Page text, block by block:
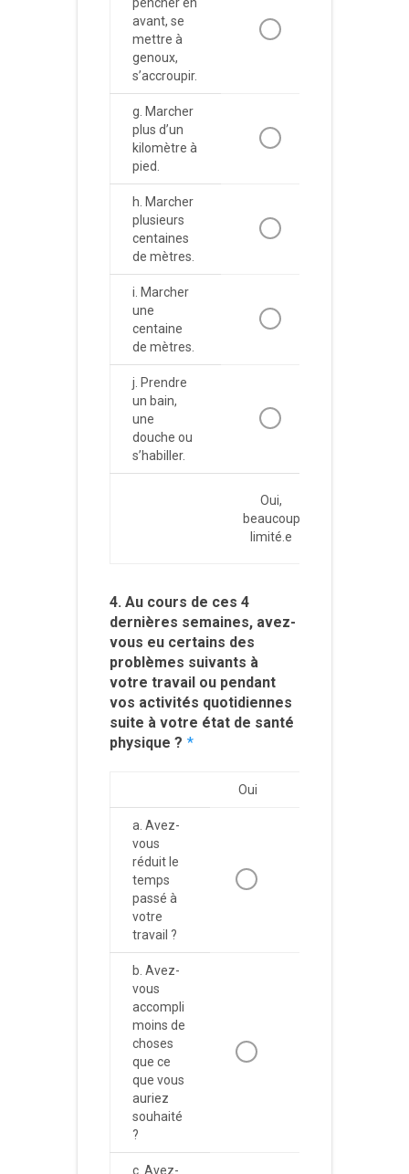
Oui,
beaucoup
limité.e
pencher en
avant, se
mettre à
genoux,
s’accroupir.
g. Marcher
plus d’un
kilomètre à
pied.
h. Marcher
plusieurs
centaines
de mètres.
i. Marcher
une
centaine
de mètres.
j. Prendre
un bain,
une
douche ou
s’habiller.
4. Au cours de ces 4
dernières semaines, avez-
vous eu certains des
problèmes suivants à
votre travail ou pendant
vos activités quotidiennes
suite à votre état de santé
physique ? *
Oui
a. Avez-
vous
réduit le
temps
passé à
votre
travail ?
b. Avez-
vous
accompli
moins de
choses
que ce
que vous
auriez
souhaité
?
c. Avez-